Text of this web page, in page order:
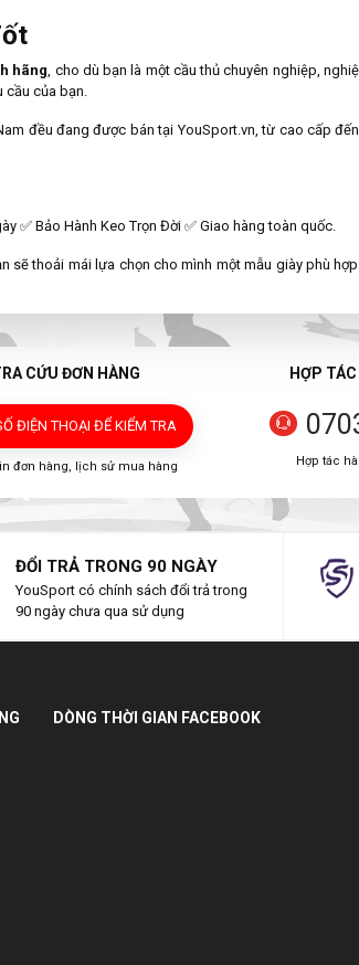
hãng , cho dù bạn là một cầu thủ chuyên nghiệp,
của bạn.
đều đang được bán tại YouSport.vn, từ cao cấp
✅ Bảo Hành Keo Trọn Đời ✅ Giao hàng toàn quốc.
thoải mái lựa chọn cho mình một mẫu giày phù
CỨU ĐƠN HÀNG
ĐIỆN THOẠI ĐỂ KIỂM TRA
đơn hàng, lịch sử mua hàng
HỢP
Hợp tác
ĐỔI TRẢ TRONG 90 NGÀY
YouSport có chính sách đổi trả trong
90 ngày chưa qua sử dụng
DÒNG THỜI GIAN FACEBOOK